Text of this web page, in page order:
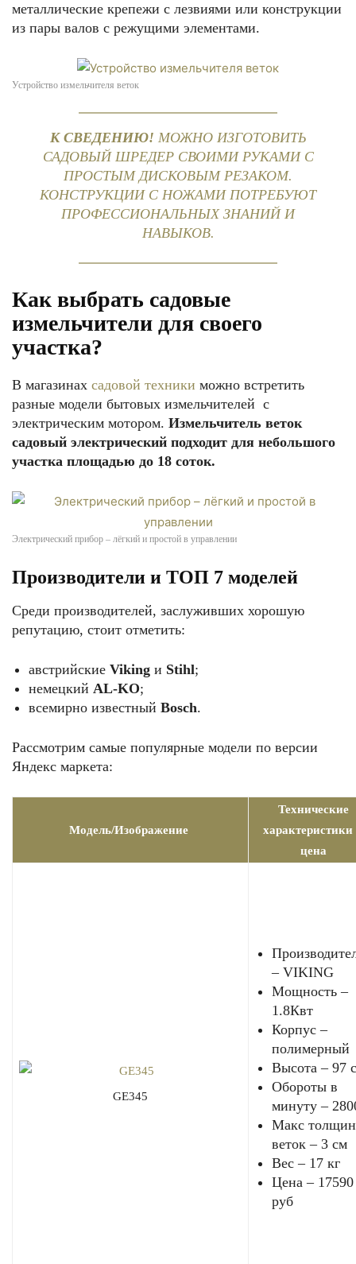
металлические крепежи с лезвиями или конструкции
из пары валов с режущими элементами.
Устройство измельчителя веток
К СВЕДЕНИЮ! МОЖНО ИЗГОТОВИТЬ
САДОВЫЙ ШРЕДЕР СВОИМИ РУКАМИ С
ПРОСТЫМ ДИСКОВЫМ РЕЗАКОМ.
КОНСТРУКЦИИ С НОЖАМИ ПОТРЕБУЮТ
ПРОФЕССИОНАЛЬНЫХ ЗНАНИЙ И
НАВЫКОВ.
Как выбрать садовые
измельчители для своего
участка?
В магазинах садовой техники можно встретить
разные модели бытовых измельчителей с
электрическим мотором. Измельчитель веток
садовый электрический подходит для небольшого
участка площадью до 18 соток.
Электрический прибор – лёгкий и простой в управлении
Производители и ТОП 7 моделей
Среди производителей, заслуживших хорошую
репутацию, стоит отметить:
австрийские Viking и Stihl;
немецкий AL-KO;
всемирно известный Bosch.
Рассмотрим самые популярные модели по версии
Яндекс маркета:
Модель/Изображение
Технические
характеристики
цена
GE345
– VIKING
Мощность –
1.8Квт
Корпус –
полимерный
Высота – 97
Обороты в
минуту –
Макс
веток – 3 см
Вес – 17 кг
Цена – 17590
руб